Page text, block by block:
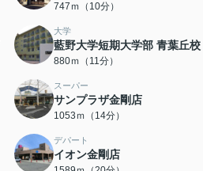
747ｍ（10分）
大学
藍野大学短期大学部 青葉丘校
880ｍ（11分）
スーパー
サンプラザ金剛店
1053ｍ（14分）
デパート
イオン金剛店